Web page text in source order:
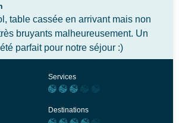
table cassée en arrivant mais non
bruyants malheureusement. Un
parfait pour notre séjour :)
Services
Destinations